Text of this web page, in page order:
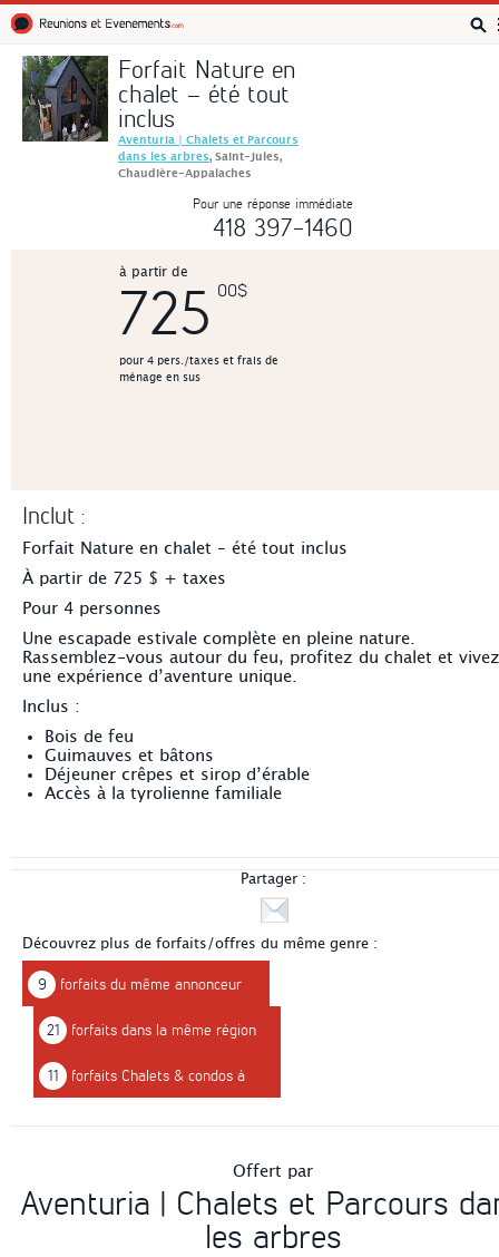
Forfait Nature en
chalet – été tout
inclus
Aventuria | Chalets et Parcours
dans les arbres, Saint-Jules,
Chaudière-Appalaches
Pour une réponse immédiate
418 397-1460
à partir de
725 00$
pour 4 pers./taxes et frais de
ménage en sus
Inclut :
Forfait Nature en chalet – été tout inclus
À partir de 725 $ + taxes
Pour 4 personnes
Une escapade estivale complète en pleine nature.
Rassemblez-vous autour du feu, profitez du chalet et vivez
une expérience d’aventure unique.
Inclus :
Bois de feu
Guimauves et bâtons
Déjeuner crêpes et sirop d’érable
Accès à la tyrolienne familiale
Partager :
Découvrez plus de forfaits/offres du même genre :
9 forfaits du même annonceur
21 forfaits dans la même région
11 forfaits Chalets & condos à
Offert par
Aventuria | Chalets et Parcours
les arbres